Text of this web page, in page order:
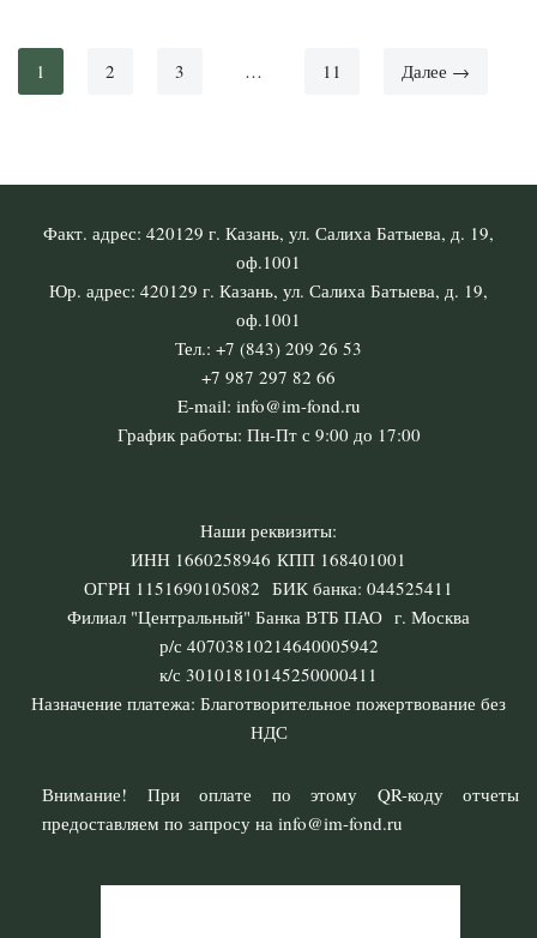
1 2 3 … 11 Далее →
Факт. адрес: 420129 г. Казань, ул. Салиха Батыева, д. 19,
оф.1001
Юр. адрес: 420129 г. Казань, ул. Салиха Батыева, д. 19,
оф.1001
Тел.: +7 (843) 209 26 53
+7 987 297 82 66
E-mail: info@im-fond.ru
График работы: Пн-Пт с 9:00 до 17:00
Наши реквизиты:
ИНН 1660258946 КПП 168401001
ОГРН 1151690105082 БИК банка: 044525411
Филиал "Центральный" Банка ВТБ ПАО г. Москва
р/с 40703810214640005942
к/с 30101810145250000411
Назначение платежа: Благотворительное пожертвование без
НДС
Внимание! При оплате по этому QR-коду отчеты
предоставляем по запросу на info@im-fond.ru